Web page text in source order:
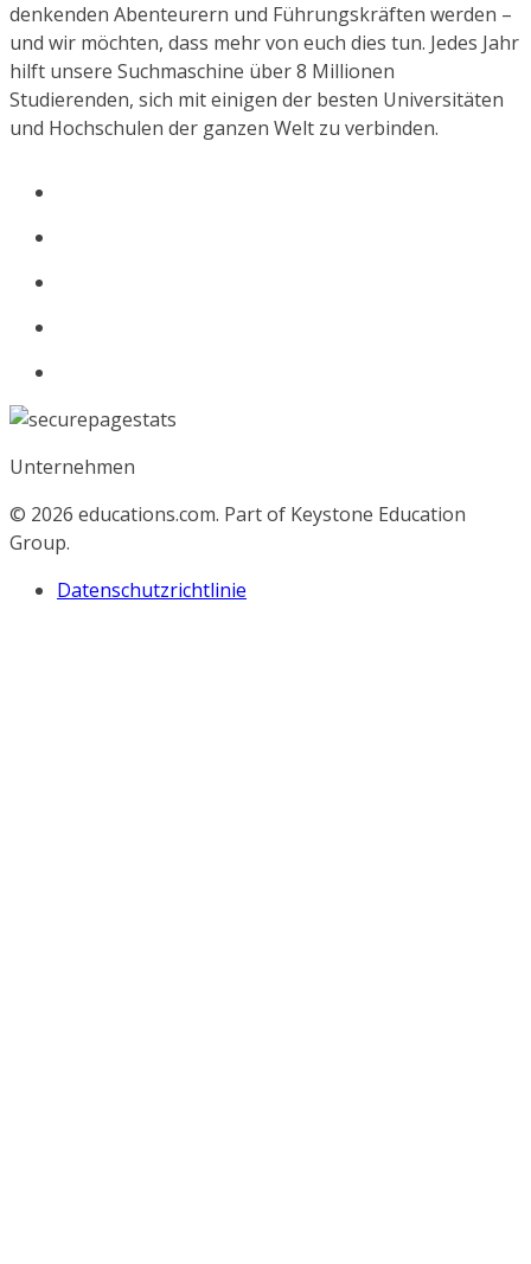
denkenden Abenteurern und Führungskräften werden –
und wir möchten, dass mehr von euch dies tun. Jedes Jahr
hilft unsere Suchmaschine über 8 Millionen
Studierenden, sich mit einigen der besten Universitäten
und Hochschulen der ganzen Welt zu verbinden.
Unternehmen
© 2026 educations.com. Part of Keystone Education
Group.
Datenschutzrichtlinie